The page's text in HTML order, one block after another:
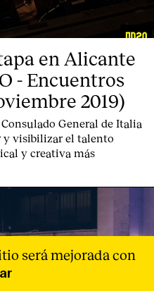
en Alicante
- Encuentros
2019)
General de Italia
y visibilizar el talento
y creativa más
será mejorada con